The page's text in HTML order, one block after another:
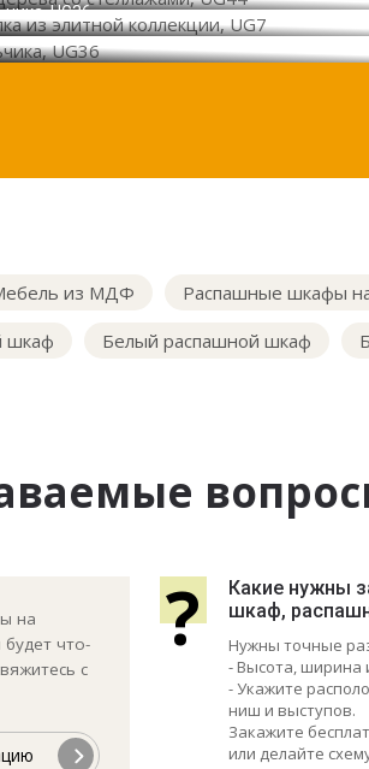
UG36
из МДФ Распашные шкафы
шкаф
Белый распашной шкаф
на
что-
с
?
Какие нужны
шкаф,
Нужны точные
- Высота, ширина
- Укажите
ниш и выступов.
Закажите
или делайте